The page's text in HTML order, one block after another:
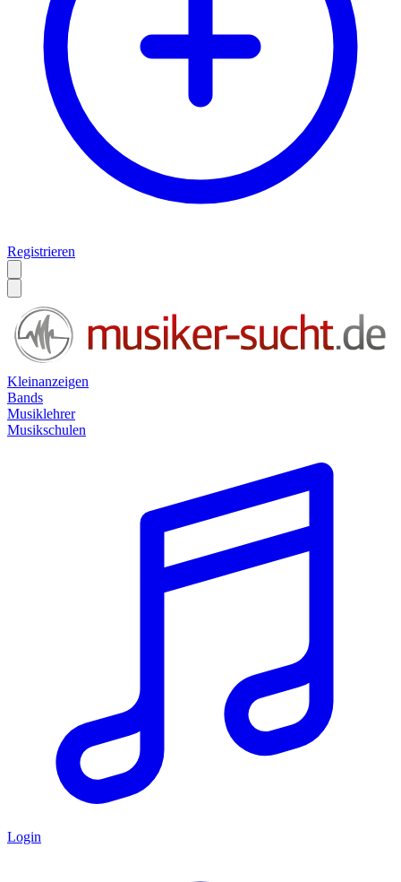
Registrieren
Kleinanzeigen
Bands
Musiklehrer
Musikschulen
Login